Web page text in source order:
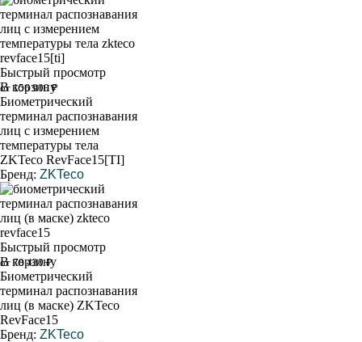
Быстрый просмотр
В корзину
от 156 900 ₽
Биометрический
терминал распознавания
лиц с измерением
температуры тела
ZKTeco RevFace15[TI]
Бренд: ZKTeco
Быстрый просмотр
В корзину
от 78 430 ₽
Биометрический
терминал распознавания
лиц (в маске) ZKTeco
RevFace15
Бренд: ZKTeco